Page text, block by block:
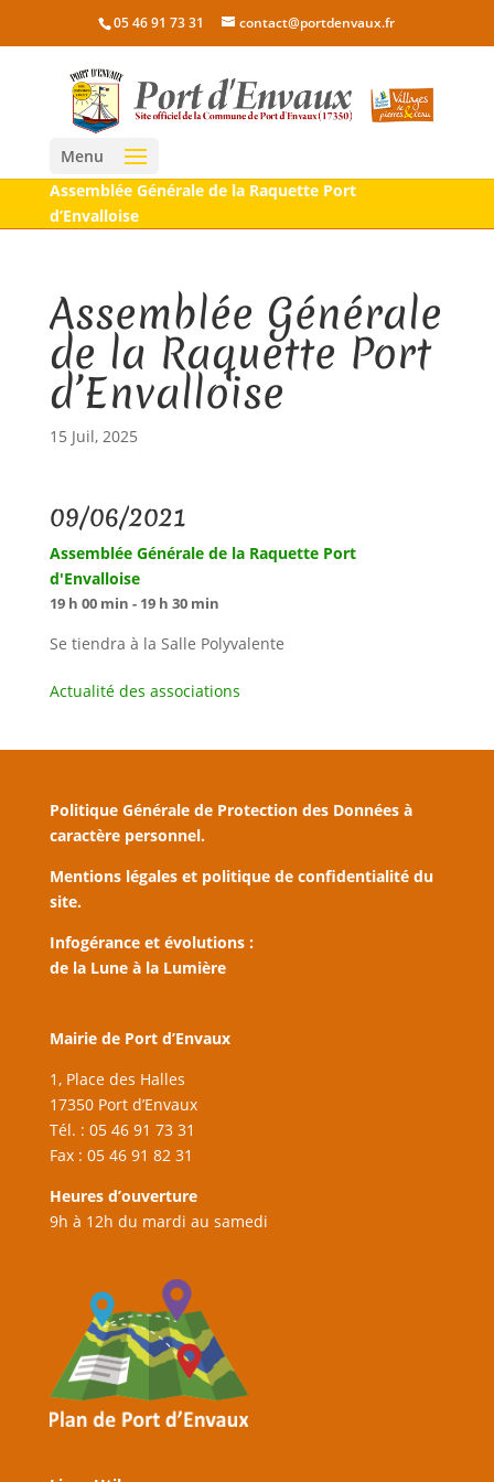
05 46 91 73 31 contact@portdenvaux.fr
Menu
Assemblée Générale de la Raquette Port
d’Envalloise
Assemblée Générale
de la Raquette Port
d’Envalloise
15 Juil, 2025
09/06/2021
Assemblée Générale de la Raquette Port
d'Envalloise
19 h 00 min - 19 h 30 min
Se tiendra à la Salle Polyvalente
Actualité des associations
Politique Générale de Protection des Données à
caractère personnel.
Mentions légales et politique de confidentialité du
site.
Infogérance et évolutions :
de la Lune à la Lumière
Mairie de Port d’Envaux
1, Place des Halles
17350 Port d’Envaux
Tél. : 05 46 91 73 31
Fax : 05 46 91 82 31
Heures d’ouverture
9h à 12h du mardi au samedi